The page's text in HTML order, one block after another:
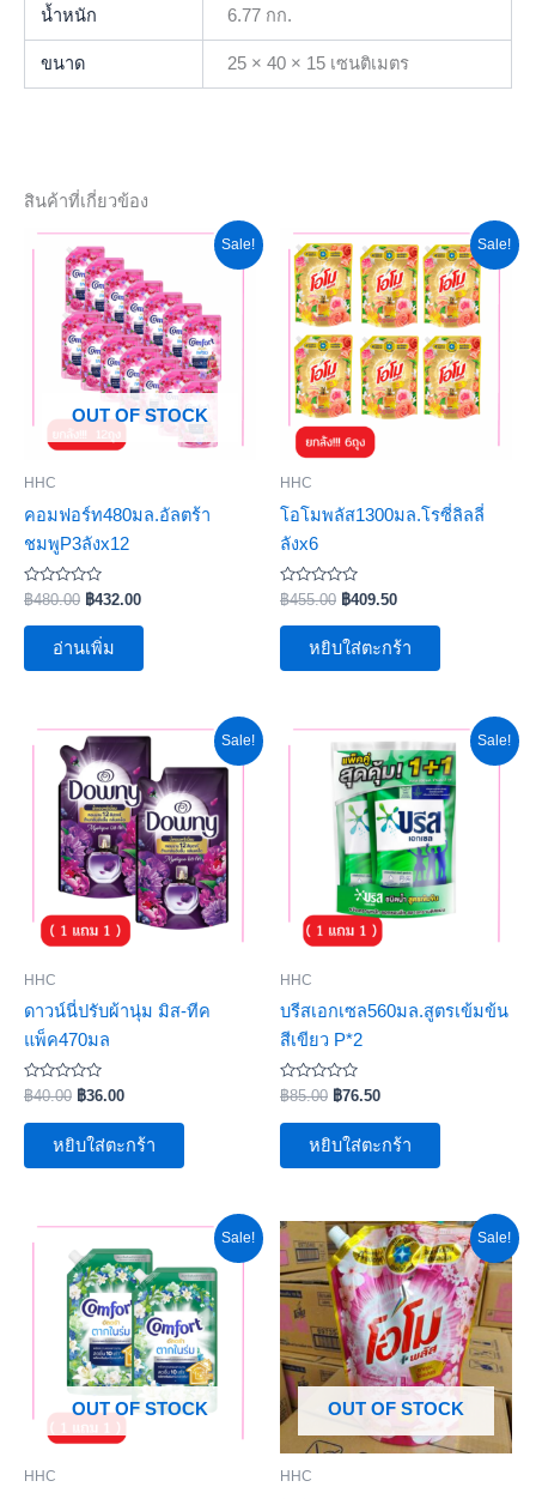
น้ำหนัก 6.77 กก.
ขนาด 25 × 40 × 15 เซนติเมตร
สินค้าที่เกี่ยวข้อง
Sale!
OUT OF STOCK
HHC
คอมฟอร์ท480มล.อัลตร้า
ชมพูP3ลังx12
ให้
คะแนน
0
5
฿480.00
Original
price
was:
฿480.00.
฿432.00
Current
is:
฿432.00.
อ่านเพิ่ม
Sale!
HHC
โอโมพลัส1300มล.โรซี่ลิลลี่
ลังx6
ให้
คะแนน
0
5
฿455.00
Original
price
was:
฿455.00.
฿409.50
Current
price
is:
฿409.50.
หยิบใส่ตะกร้า
Sale!
HHC
ดาวน์นี่ปรับผ้านุ่ม มิส-ทีค
แพ็ค470มล
ให้
คะแนน
0
5
฿40.00
Original
price
was:
฿40.00.
฿36.00
Current
price
is:
฿36.00.
หยิบใส่ตะกร้า
Sale!
HHC
บรีสเอกเซล560มล.สูตรเข้มข้น
สีเขียว P*2
ให้
คะแนน
0
5
฿85.00
Original
price
was:
฿85.00.
฿76.50
Current
price
is:
฿76.50.
หยิบใส่ตะกร้า
Sale!
OUT OF STOCK
HHC
Original
price
was:
฿109.00.
Current
price
is:
฿98.10.
Sale!
OUT OF STOCK
HHC
Original
price
was:
฿455.00.
Current
price
is:
฿409.50.